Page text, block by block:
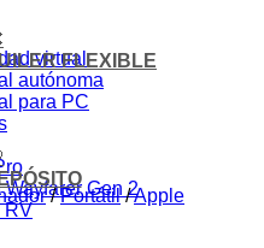
virtual
autónoma
para PC
Gen 2
RV
FLEXIBLE
/ Portátil /Apple